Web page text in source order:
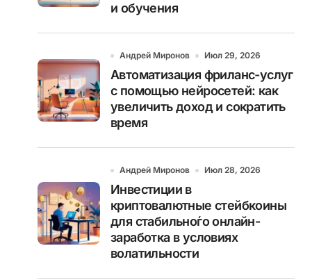
и обучения
Андрей Миронов Июл 29, 2026
Автоматизация фриланс-услуг
с помощью нейросетей: как
увеличить доход и сократить
время
Андрей Миронов Июл 28, 2026
Инвестиции в
криптовалютные стейбкоины
для стабильно́го онлайн-
заработка в условиях
волатильности